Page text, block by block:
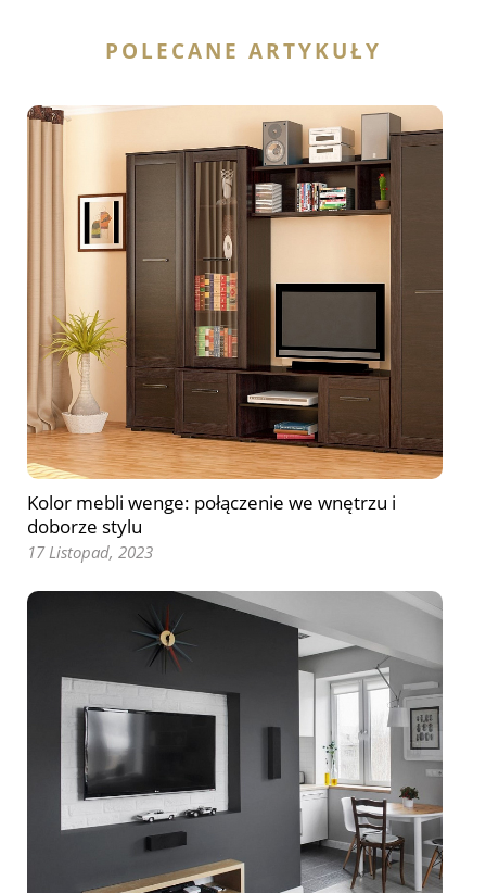
POLECANE ARTYKUŁY
Kolor mebli wenge: połączenie we wnętrzu i
doborze stylu
17 Listopad, 2023